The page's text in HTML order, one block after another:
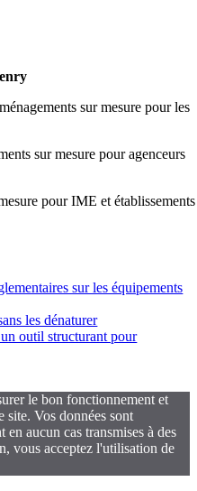
sur mesure pour les
sur mesure pour agenceurs
pour IME et établissements
sur les équipements
les dénaturer
outil structurant pour
le bon fonctionnement et
site. Vos données sont
aucun cas transmises à des
vous acceptez l'utilisation de